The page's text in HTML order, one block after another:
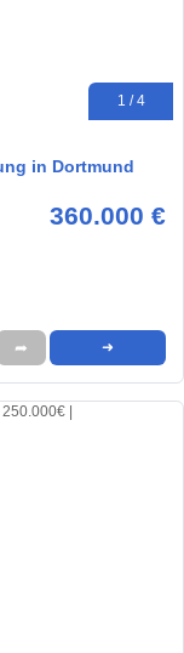
1 / 4
in Dortmund
360.000 €
➦ ➜